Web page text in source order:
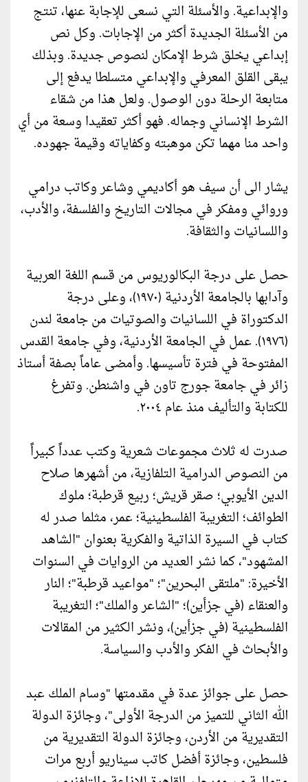
والإبداعية. والأسئلة التي نسعى للإجابة عنها، تنتج
من الأسئلة الجديدة أكثر من الإجابات. وكل نص
إبداعي يخلق شرط الإمكان لنصوص جديدة. وبذلك
يبقى القلق المعرفي والإبداعي متسلطا يدفع إلى
متابعة الرحلة دون الوصول. ولعل هذا من شقاء
الشرط الإنساني وجماله. فهو أكثر تعقيدا وسعة من أي
واحد منا مهما تكن موهبته وكفاياته وقيمة جهوده.
يشار الى أن سيف هو أكاديمي وشاعر وكاتب درامي
وروائي ومفكر في مجالات التاريخ والفلسفة، والأدب،
واللسانيات والثقافة.
حصل على درجة البكالوريوس من قسم اللغة العربية
وآدابها بالجامعة الأردنية (١٩٧٠)، وعلى درجة
الدكتوراة في اللسانيات والصوتيات من جامعة لندن
(١٩٧٦). عمل في الجامعة الأردنية، وفي جامعة القدس
المفتوحة في فترة تأسيسها. وأمضى عاماً بصفة أستاذ
زائر في جامعة جورج تاون في واشنطن. وتفرغ
للكتابة والتأليف منذ عام ٢٠٠٤.
صدرت له ثلاث مجموعات شعرية وكتب عدداً كبيراً
من النصوص الدرامية التلفازية، من أشهرها صلاح
الدين الأيوبي؛ صقر قريش؛ ربيع قرطبة؛ ملوك
الطوائف؛ التغريبة الفلسطينية؛ عمر، مثلما صدر له
كتاب في السيرة الذاتية والفكرية بعنوان "الشاهد
المشهود"، كما نشر العديد من الروايات في السنوات
الأخيرة: "ملتقى البحرين"؛ "مواعيد قرطبة"؛ النار
والعنقاء (في جزأين)؛ "الشاعر والملك"؛ التغريبة
الفلسطينية (في جزأين)، ونشر الكثير من المقالات
والأبحاث في الفكر والأدب والسياسة.
حصل على جوائز عدة في مقدمتها "وسام الملك عبد
الله الثاني للتميز من الدرجة الأولى"، وجائزة الدولة
التقديرية من الأردن، وجائزة الدولة التقديرية من
فلسطين، وجائزة أفضل كاتب سيناريو أربع مرات